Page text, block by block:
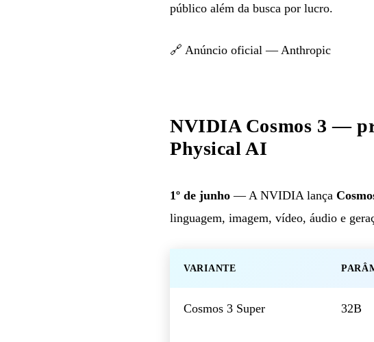
público além da busca por lucro.
🔗 Anúncio oficial — Anthropic
NVIDIA Cosmos 3 —
Physical AI
1º de junho — A NVIDIA lança
linguagem, imagem, vídeo, áudio e
VARIANTE
Cosmos 3 Super 32B